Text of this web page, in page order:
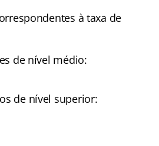
à taxa de
de nível médio:
de nível superior: